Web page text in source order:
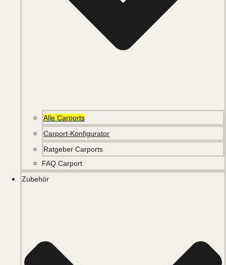
Alle Carports
Carport-Konfigurator
Ratgeber Carports
FAQ Carport
Zubehör